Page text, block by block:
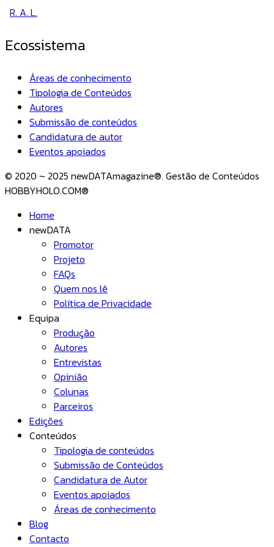
R. A. L.
Ecossistema
Áreas de conhecimento
Tipologia de Conteúdos
Autores
Submissão de conteúdos
Candidatura de autor
Eventos apoiados
© 2020 ~ 2025 newDATAmagazine®. Gestão de Conteúdos
HOBBYHOLO.COM®
Home
newDATA
Promotor
Projeto
FAQs
Quem nos lê
Política de Privacidade
Equipa
Produção
Autores
Entrevistas
Opinião
Colunas
Parceiros
Edições
Conteúdos
Tipologia de conteúdos
Submissão de Conteúdos
Candidatura de Autor
Eventos apoiados
Áreas de conhecimento
Blog
Contacto